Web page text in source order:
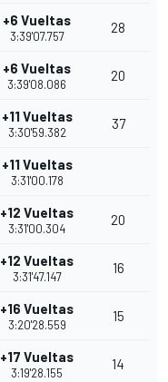
+6 Vueltas
3:39'07.757
28
+6 Vueltas
3:39'08.086
20
+11 Vueltas
3:30'59.382
37
+11 Vueltas
3:31'00.178
+12 Vueltas
3:31'00.304
20
+12 Vueltas
3:31'47.147
16
+16 Vueltas
3:20'28.559
15
+17 Vueltas
3:19'28.155
14